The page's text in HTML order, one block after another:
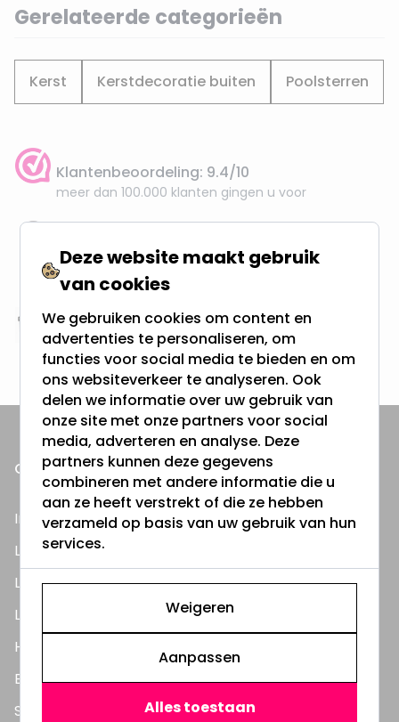
Gerelateerde categorieën
Kerst Kerstdecoratie buiten Poolsterren
Klantenbeoordeling: 9.4/10
meer dan 100.000 klanten gingen u voor
Vanaf EUR100,- naar NL & BE
& 100 dagen recht op retour
Altijd uit eigen voorraad
3000m2 - 60.000+ Producten
ONZE PRODUCTEN
Inbouwspots
LED Lampen
LED TL Buizen
LED Panelen
Highbay's / Ufo's
Bouwlampen
Straatlampen
Deze website maakt gebruik
van cookies
We gebruiken cookies om content en
advertenties te personaliseren, om
functies voor social media te bieden en om
ons websiteverkeer te analyseren. Ook
delen we informatie over uw gebruik van
onze site met onze partners voor social
media, adverteren en analyse. Deze
partners kunnen deze gegevens
combineren met andere informatie die u
aan ze heeft verstrekt of die ze hebben
verzameld op basis van uw gebruik van hun
services.
Weigeren
Aanpassen
Alles toestaan